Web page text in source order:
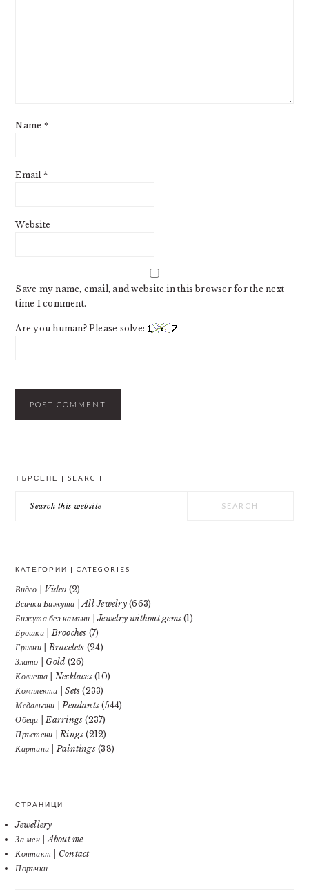
Name *
Email *
Website
Save my name, email, and website in this browser for the next
time I comment.
Are you human? Please solve:
ТЪРСЕНЕ | SEARCH
this
КАТЕГОРИИ | CATEGORIES
Видео | Video (2)
Всички Бижута | All Jewelry(663)
Бижута без камъни | Jewelry without gems (1)
Брошки | Brooches (7)
Гривни | Bracelets (24)
Злато | Gold (26)
Колиета | Necklaces(10)
Комплекти | Sets (233)
Медальони | Pendants (544)
Обеци | Earrings (237)
Пръстени | Rings (212)
Картини | Paintings(38)
СТРАНИЦИ
Jewellery
За мен | About me
Контакт | Contact
Поръчки